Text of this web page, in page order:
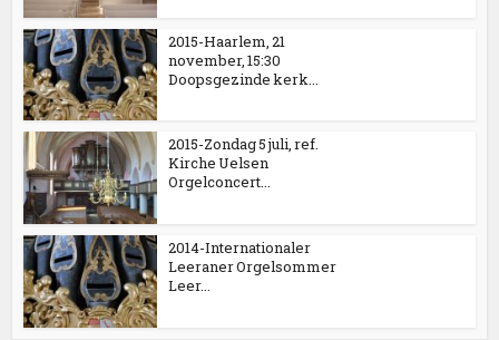
2015-Haarlem, 21
november, 15:30
Doopsgezinde kerk...
2015-Zondag 5 juli, ref.
Kirche Uelsen
Orgelconcert...
2014-Internationaler
Leeraner Orgelsommer
Leer...